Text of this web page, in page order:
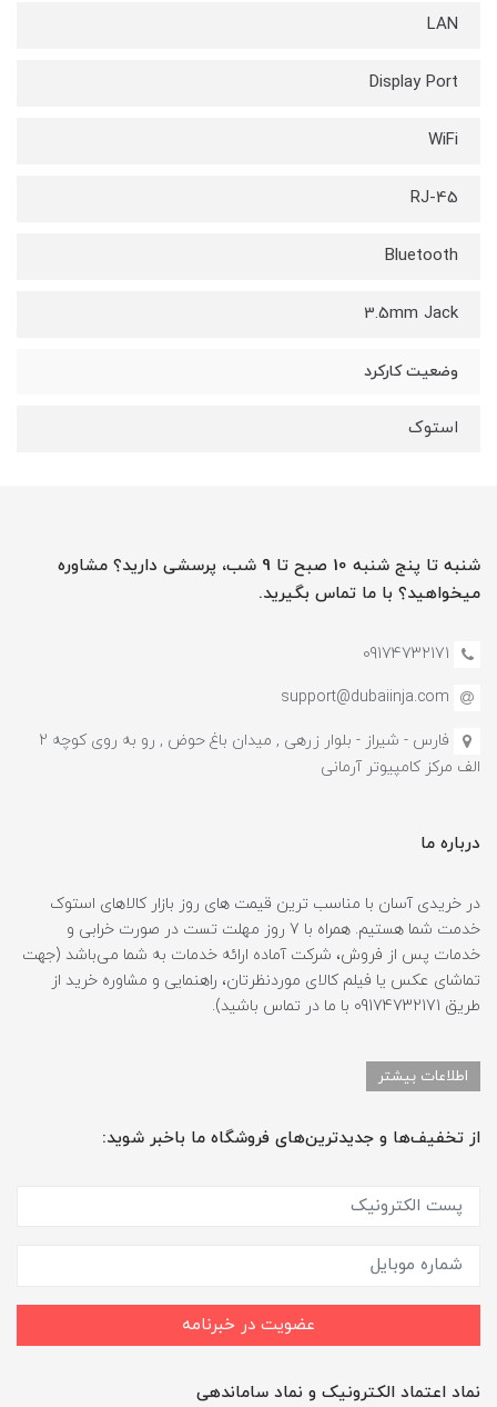
LAN
Display Port
WiFi
RJ-45
Bluetooth
3.5mm Jack
وضعیت کارکرد
استوک
شنبه تا پنج شنبه 10 صبح تا 9 شب، پرسشی دارید؟ مشاوره
میخواهید؟ با ما تماس بگیرید.
09174732171
support@dubaiinja.com
فارس - شیراز - بلوار زرهی , میدان باغ حوض , رو به روی کوچه 2
الف مرکز کامپیوتر آرمانی
درباره ما
در خریدی آسان با مناسب ترین قیمت های روز بازار کالاهای استوک
خدمت شما هستیم. همراه با 7 روز مهلت تست در صورت خرابی و
خدمات پس از فروش، شرکت آماده ارائه خدمات به شما می‌باشد (جهت
تماشای عکس یا فیلم کالای موردنظرتان، راهنمایی و مشاوره خرید از
طریق 09174732171 با ما در تماس باشید).
اطلاعات بیشتر
از تخفیف‌ها و جدیدترین‌های فروشگاه ما باخبر شوید:
عضویت در خبرنامه
نماد اعتماد الکترونیک و نماد ساماندهی